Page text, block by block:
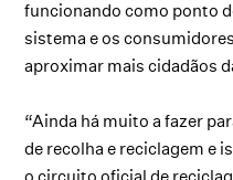
funcionando como ponto
sistema e os
aproximar mais cidadãos
“Ainda há muito a fazer
de recolha e reciclagem e
o circuito oficial de